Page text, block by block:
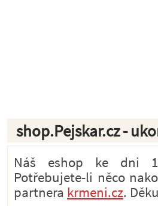
shop.Pejskar.cz -
Náš eshop ke dni
Potřebujete-li něco
partnera krmeni.cz.